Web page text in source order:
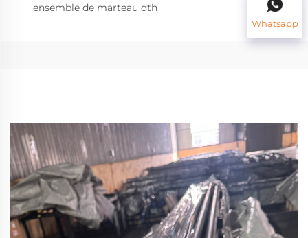
ensemble de marteau dth
Whatsapp